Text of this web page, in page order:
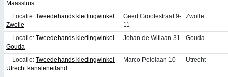
Maassluis
Locatie: Tweedehands kledingwinkel
Zwolle
Geert Grootestraat 9-
11
Zwolle
Locatie: Tweedehands kledingwinkel
Gouda
Johan de Witlaan 31 Gouda
Locatie: Tweedehands kledingwinkel
Utrecht kanaleneiland
Marco Pololaan 10 Utrecht